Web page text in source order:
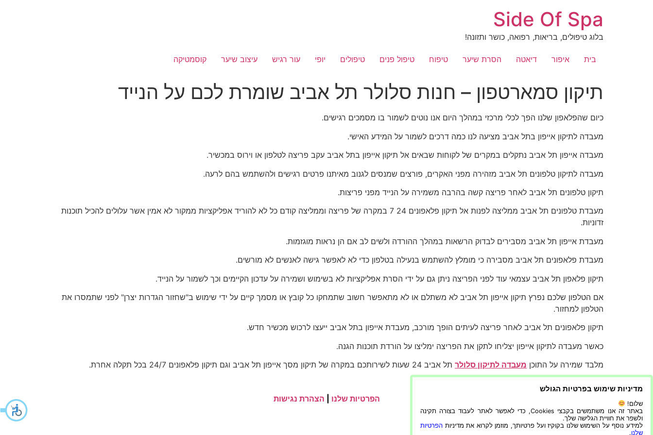
Side Of Spa
בלוג טיפולים, בריאות, רפואה, כושר ותזונה!
בית איפור דיאטה הסרת שיער טיפוח טיפול פנים טיפולים יופי עור רגיש עיצוב שיער קוסמטיקה
תיקון סמארטפון – חנות סלולר תל אביב שומרת לכם על הנייד
כיום שהפלאפון שלנו הפך לכלי מרכזי במהלך היום אנו נוטים לשמור בו מסמכים רגישים.
מעבדה לתיקון אייפון בתל אביב מציעה לנו כמה דרכים לשמור על המידע האישי.
מעבדה אייפון תל אביב נתקלים במקרים של לקוחות שבאים אל תיקון אייפון בתל אביב עקב פריצה לטלפון או וירוס במכשיר.
מעבדה לתיקון טלפונים תל אביב מזהירה מפני האקרים, פורצים שמנסים לגנוב מאיתנו פרטים רגישים ולהשתמש בהם לרעה.
תיקון טלפונים תל אביב לאחר פריצה קשה בהרבה משמירה על הנייד מפני פריצות.
מעבדת טלפונים תל אביב ממליצה לפנות אל תיקון פלאפונים 24 7 במקרה של פריצה וממליצה קודם כל לא להוריד אפליקציות ממקור לא אמין אשר עלולים להכיל תוכנות
זדוניות.
מעבדת אייפון תל אביב מסבירים לבדוק הרשאות במהלך ההורדה ולשים לב אם הן נראות מוגזמות.
מעבדת פלאפונים תל אביב מסבירה כי מומלץ להשתמש בנעילה בטלפון כדי לא לאפשר גישה לאנשים לא מורשים.
תיקון פלאפון תל אביב עצמאי עוד לפני הפריצה ניתן גם על ידי הסרת אפליקציות לא בשימוש ושמירה על עדכון הקיימים וכך לשמור על הנייד.
אם הטלפון שלכם נפרץ תיקון אייפון תל אביב לא משתלם או לא מתאפשר חשוב שתמחקו כל קובץ או מסמך קיים על ידי שימוש ב"שחזור הגדרות יצרן" לפני שתמסרו את
הטלפון למחזור.
תיקון פלאפונים תל אביב לאחר פריצה לעיתים הופך מורכב, מעבדת אייפון בתל אביב ייעצו לרכוש מכשיר חדש.
כאשר מעבדה לתיקון אייפון יצליחו לתקן את הפריצה ימליצו על הורדת תוכנות הגנה.
מלבד שמירה על התוכן מעבדה לתיקון סלולר תל אביב 24 שעות לשירותכם במקרה של תיקון מסך אייפון תל אביב וגם תיקון פלאפונים 24/7 בכל תקלה אחרת.
הפרטיות שלנו הצהרת נגישות
מדיניות שימוש בפרטיות הגולש
שלום!
באתר זה אנו משתמשים בקבצי Cookies, כדי לאפשר לאתר לעבוד בצורה תקינה
ולשפר את חוויית הגלישה שלך.
למידע נוסף על השימוש שלנו בקוקיז ועל פרטיותך, מוזמן לקרוא את מדיניות הפרטיות
שלנו.